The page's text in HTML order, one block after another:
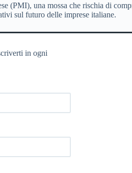
(PMI), una mossa che rischia di
sul futuro delle imprese italiane.
in ogni